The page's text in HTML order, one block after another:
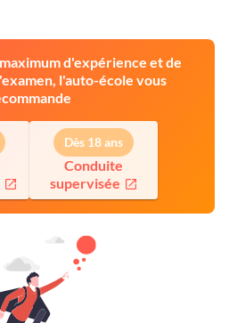
d'expérience et de
l'auto-école vous
Dès 18 ans
Conduite
supervisée